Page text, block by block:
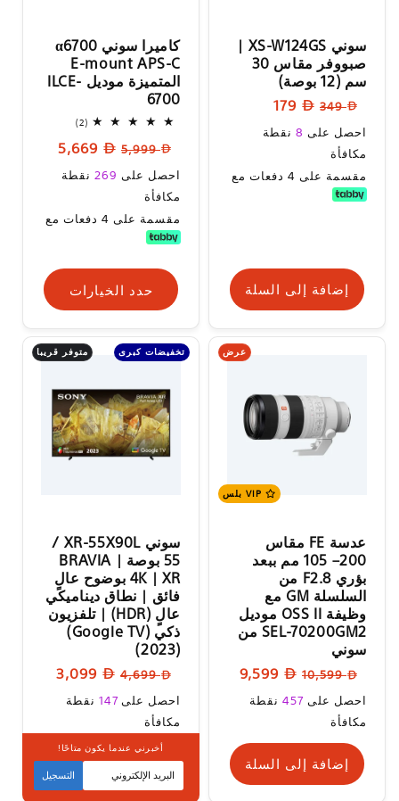
سوني XS-W124GS |
صبووفر مقاس 30
سم (12 بوصة)
السعر
العادي
349
سعر
البيع
سعر
البيع
احصل على 8 نقطة
مكافأة
مقسمة على 4 دفعات مع
إضافة إلى السلة
كاميرا سوني α6700
E-mount APS-C
المتميزة موديل ILCE-
6700
(2)
2
المراجعات
السعر
العادي
5,999
سعر
البيع
سعر
البيع
احصل على 269 نقطة
مكافأة
مقسمة على 4 دفعات مع
حدد الخيارات
عرض
عدسة FE مقاس
200– 105 مم ببعد
بؤري F2.8 من
السلسلة GM مع
وظيفة OSS II موديل
SEL-70200GM2 من
سوني
السعر
العادي
10,599
سعر
البيع
سعر
البيع
احصل على 457 نقطة
مكافأة
إضافة إلى السلة
تخفيضات كبرى متوفر قريبا
سوني XR-55X90L ‏/
55 بوصة | BRAVIA
XR | ‏4K بوضوح عالٍ
فائق | نطاق ديناميكي
عالٍ (HDR) | تلفزيون
ذكي (Google TV)
‏(2023)
السعر
العادي
4,699
سعر
البيع
سعر
البيع
احصل على 147 نقطة
مكافأة
متوفر قريبا
أخبرني عندما يكون متاحًا!
التسجيل